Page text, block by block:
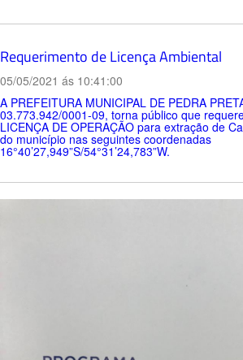
Requerimento de Licença Ambiental
05/05/2021 ás 10:41:00
A PREFEITURA MUNICIPAL DE PEDRA
03.773.942/0001-09, torna público que
LICENÇA DE OPERAÇÃO para extração de
do município nas seguintes coordenadas
16°40’27,949”S/54°31’24,783”W.